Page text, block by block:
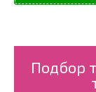
Подбор